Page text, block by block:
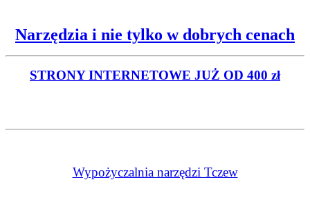
Narzędzia i nie tylko w dobrych cenach
STRONY INTERNETOWE JUŻ OD 400 zł
Wypożyczalnia narzędzi Tczew